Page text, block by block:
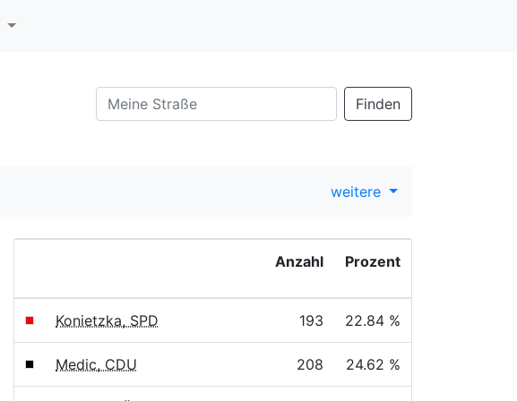
Finden
weitere
Anzahl Prozent
Konietzka, SPD 193 22.84 %
Medic, CDU 208 24.62 %